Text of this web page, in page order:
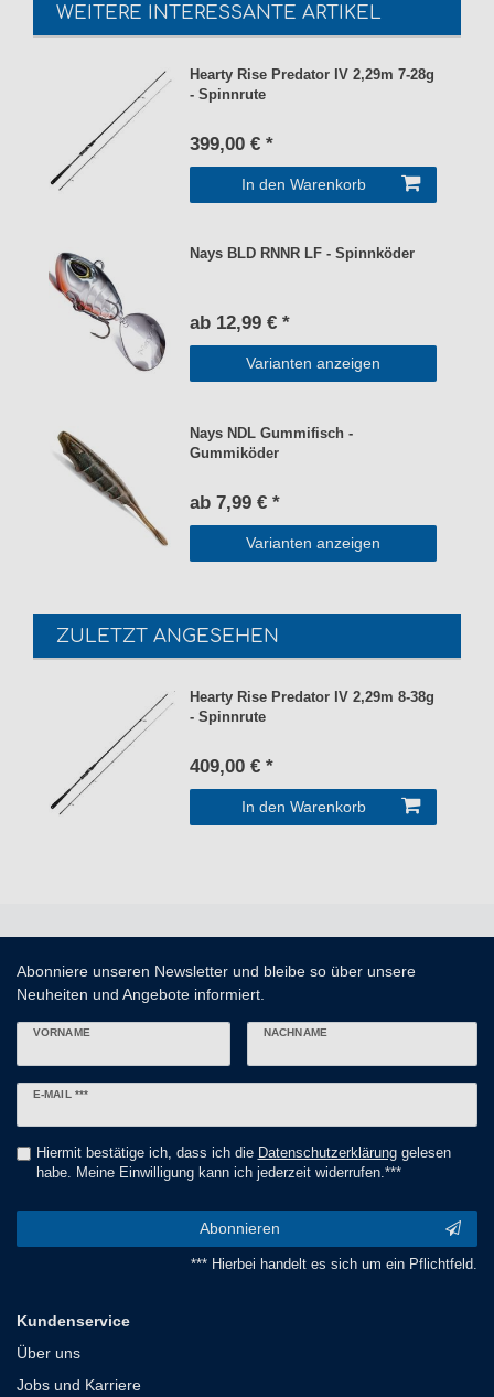
WEITERE INTERESSANTE ARTIKEL
Hearty Rise Predator IV 2,29m 7-28g
- Spinnrute
399,00 € *
In den Warenkorb
Nays BLD RNNR LF - Spinnköder
ab 12,99 € *
Varianten anzeigen
Nays NDL Gummifisch -
Gummiköder
ab 7,99 € *
Varianten anzeigen
ZULETZT ANGESEHEN
Hearty Rise Predator IV 2,29m 8-38g
- Spinnrute
409,00 € *
In den Warenkorb
Abonniere unseren Newsletter und bleibe so über unsere
Neuheiten und Angebote informiert.
VORNAME NACHNAME
E-MAIL ***
Newsletter
Hiermit bestätige ich, dass ich die Daten­schutz­erklärunggelesen
habe. Meine Einwilligung kann ich jederzeit widerrufen.***
Abonnieren
*** Hierbei handelt es sich um ein Pflichtfeld.
Kundenservice
Über uns
Jobs und Karriere